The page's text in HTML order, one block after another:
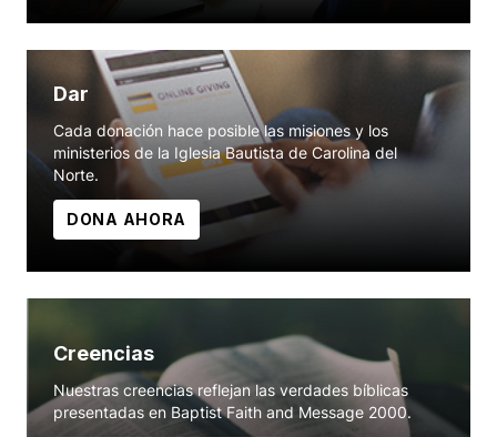
Dar
Cada donación hace posible las misiones y los
ministerios de la Iglesia Bautista de Carolina del
Norte.
DONA AHORA
Creencias
Nuestras creencias reflejan las verdades bíblicas
presentadas en Baptist Faith and Message 2000.